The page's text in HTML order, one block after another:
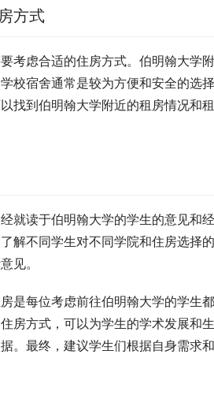
方式
考虑合适的住房方式。伯明翰大学
校宿舍通常是较为方便和安全的选
找到伯明翰大学附近的租房情况和
就读于伯明翰大学的学生的意见和
解不同学生对不同学院和住房选择
见。
是每位考虑前往伯明翰大学的学生
房方式，可以为学生的学术发展和
。最终，建议学生们根据自身需求